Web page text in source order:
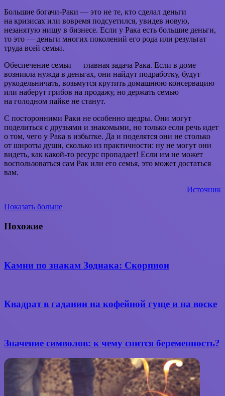
Большие богачи-Раки — это не те, кто сделал деньги
на кризисах или вовремя подсуетился, увидев новую,
незанятую нишу в бизнесе. Если у Рака есть большие деньги,
то это — деньги многих поколений его рода или результат
труда всей семьи.
Обеспечение семьи — главная задача Рака. Если в доме
возникла нужда в деньгах, они найдут подработку, будут
рукодельничать, возьмутся крутить домашнюю консервацию
или наберут грибов на продажу, но держать семью
на голодном пайке не станут.
С посторонними Раки не особенно щедры. Они могут
поделиться с друзьями и знакомыми, но только если речь идет
о том, чего у Рака в избытке. Да и поделятся они не столько
от широты души, сколько из практичности: ну не могут они
видеть, как какой-то ресурс пропадает! Если им не может
воспользоваться сам Рак или его семья, это может достаться
вам.
Источник
Показать больше
через
Похожие
Камни по знакам Зодиака: Скорпион
Квадрат в гадании на кофейной гуще и на воске
Значение символов: к чему снится беременность?